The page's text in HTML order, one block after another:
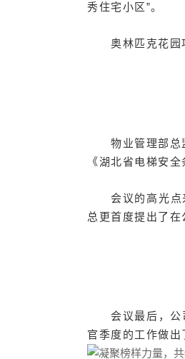
秀住宅小区”。
奥林匹克花园
物业管理部总
《湖北省电梯安
会议的高光
总更首度提出了
会议最后，
官季度的工作做